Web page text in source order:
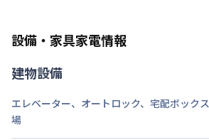
設備・家具家電情報
建物設備
エレベーター、 オートロック、 宅配ボックス
場